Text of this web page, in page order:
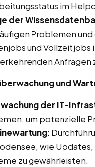
im
der
Problemen
und Vollzeitjobs
Anfragen
und
der IT-
um potenzielle
:
wie
zu gewährleisten.